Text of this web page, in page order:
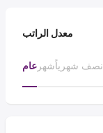
معدل الراتب
عام شهرنصف شهرياً